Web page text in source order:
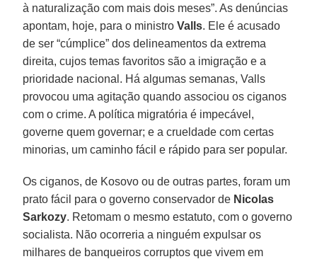
à naturalização com mais dois meses”. As denúncias
apontam, hoje, para o ministroValls. Ele é acusado
de ser “cúmplice” dos delineamentos da extrema
direita, cujos temas favoritos são a imigração e a
prioridade nacional. Há algumas semanas, Valls
provocou uma agitação quando associou os ciganos
com o crime. A política migratória é impecável,
governe quem governar; e a crueldade com certas
minorias, um caminho fácil e rápido para ser popular.
Os ciganos, de Kosovo ou de outras partes, foram um
prato fácil para o governo conservador de Nicolas
Sarkozy. Retomam o mesmo estatuto, com o governo
socialista. Não ocorreria a ninguém expulsar os
milhares de banqueiros corruptos que vivem em